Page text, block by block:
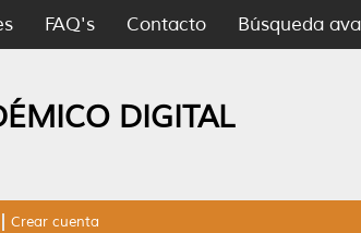
FAQ's Contacto Búsqueda
DIGITAL
Crear cuenta